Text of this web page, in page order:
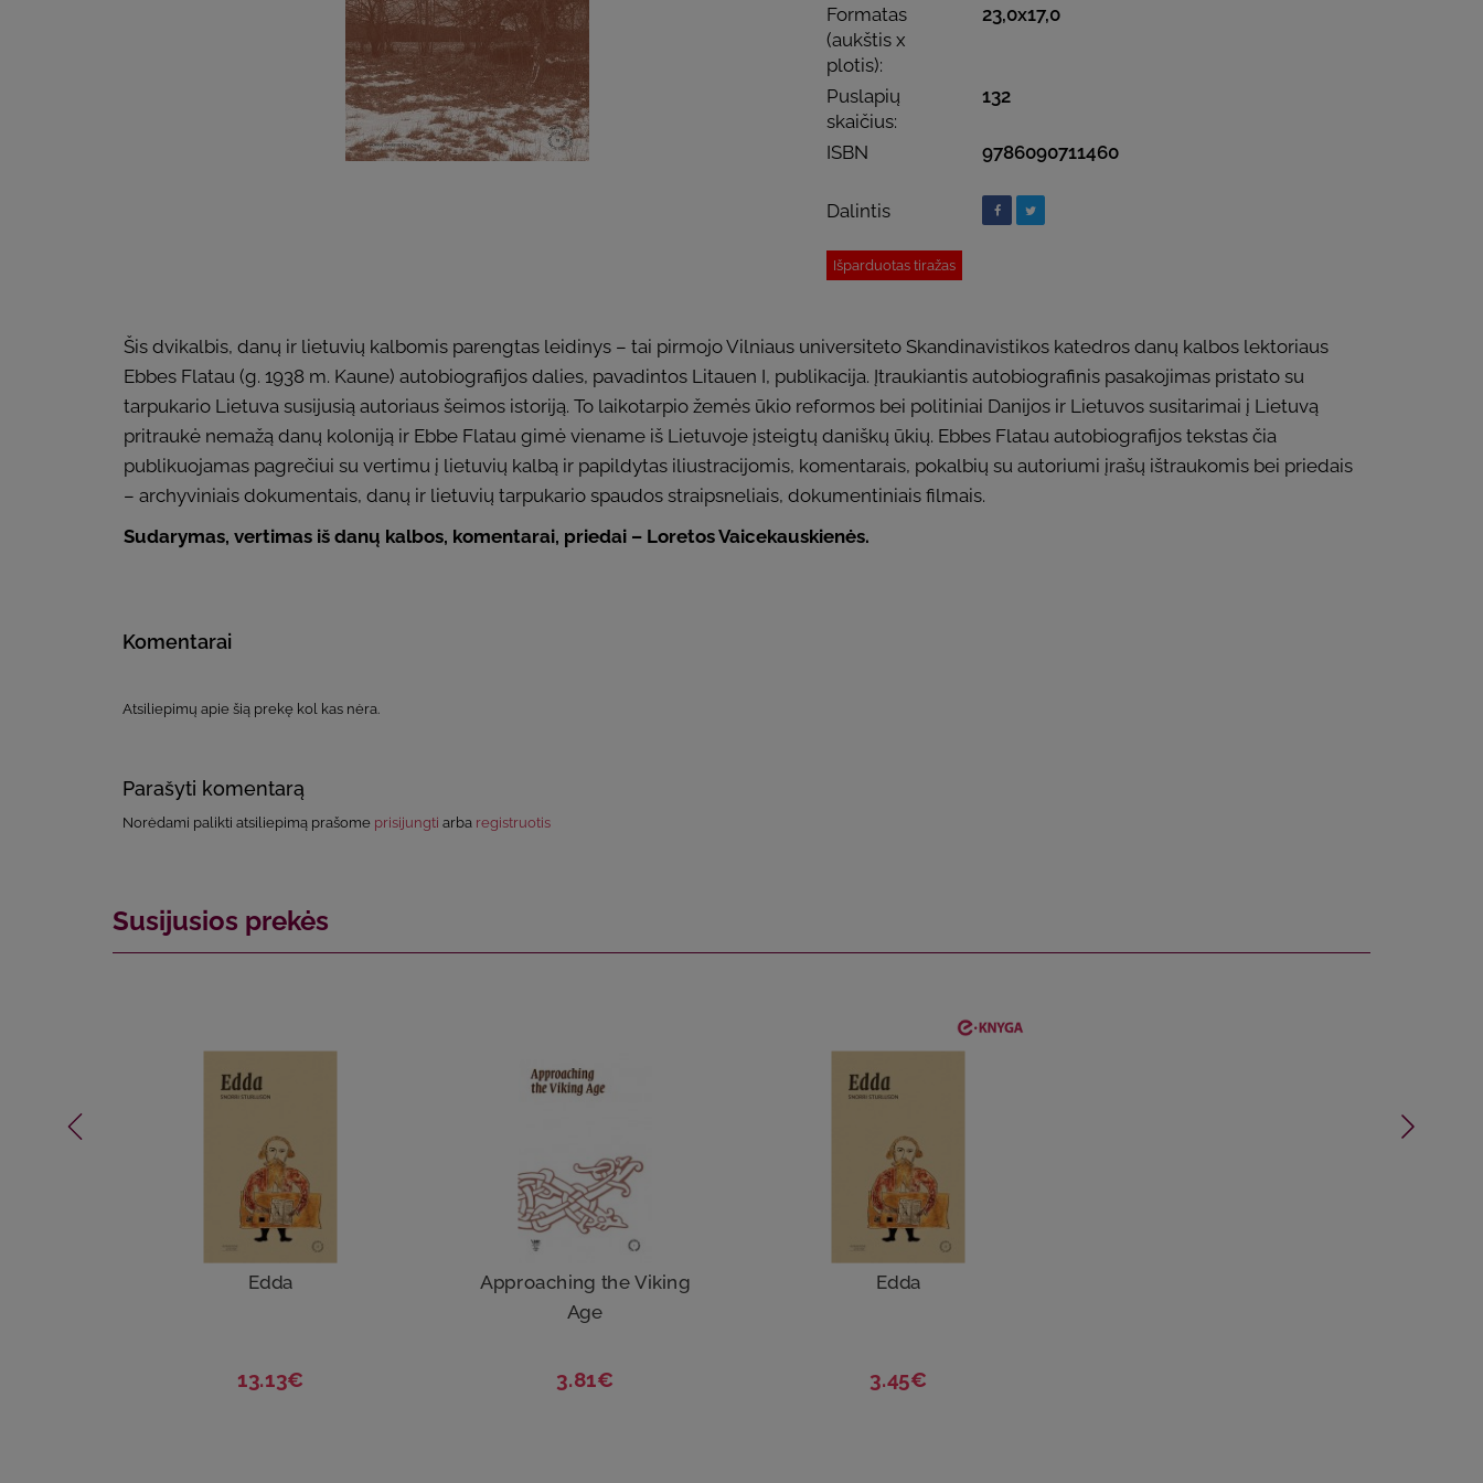
Formatas
(aukštis x
plotis):
23,0x17,0
Puslapių
skaičius:
132
ISBN 9786090711460
Dalintis
Išparduotas tiražas
Šis dvikalbis, danų ir lietuvių kalbomis parengtas leidinys – tai pirmojo Vilniaus universiteto Skandinavistikos katedros danų kalbos lektoriaus
Ebbes Flatau (g. 1938 m. Kaune) autobiografijos dalies, pavadintos Litauen I, publikacija. Įtraukiantis autobiografinis pasakojimas pristato su
tarpukario Lietuva susijusią autoriaus šeimos istoriją. To laikotarpio žemės ūkio reformos bei politiniai Danijos ir Lietuvos susitarimai į Lietuvą
pritraukė nemažą danų koloniją ir Ebbe Flatau gimė viename iš Lietuvoje įsteigtų daniškų ūkių. Ebbes Flatau autobiografijos tekstas čia
publikuojamas pagrečiui su vertimu į lietuvių kalbą ir papildytas iliustracijomis, komentarais, pokalbių su autoriumi įrašų ištraukomis bei priedais
– archyviniais dokumentais, danų ir lietuvių tarpukario spaudos straipsneliais, dokumentiniais filmais.
Sudarymas, vertimas iš danų kalbos, komentarai, priedai – Loretos Vaicekauskienės.
Komentarai
Atsiliepimų apie šią prekę kol kas nėra.
Parašyti komentarą
Norėdami palikti atsiliepimą prašome prisijungti arba registruotis
Susijusios prekės
Edda
13.13€
Approaching the Viking
Age
3.81€
Edda
3.45€